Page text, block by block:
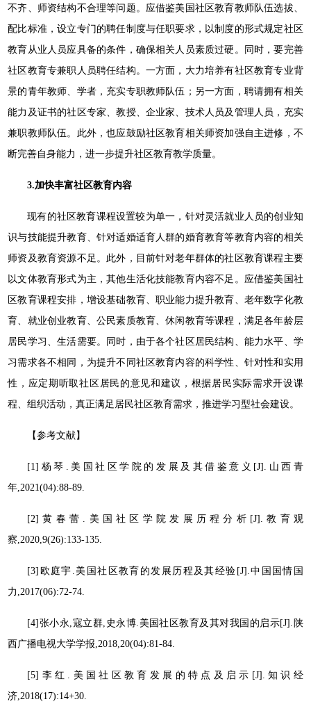
不齐、师资结构不合理等问题。应借鉴美国社区教育教师队伍选拔、
配比标准，设立专门的聘任制度与任职要求，以制度的形式规定社区
教育从业人员应具备的条件，确保相关人员素质过硬。同时，要完善
社区教育专兼职人员聘任结构。一方面，大力培养有社区教育专业背
景的青年教师、学者，充实专职教师队伍；另一方面，聘请拥有相关
能力及证书的社区专家、教授、企业家、技术人员及管理人员，充实
兼职教师队伍。此外，也应鼓励社区教育相关师资加强自主进修，不
断完善自身能力，进一步提升社区教育教学质量。
3.加快丰富社区教育内容
现有的社区教育课程设置较为单一，针对灵活就业人员的创业知
识与技能提升教育、针对适婚适育人群的婚育教育等教育内容的相关
师资及教育资源不足。此外，目前针对老年群体的社区教育课程主要
以文体教育形式为主，其他生活化技能教育内容不足。应借鉴美国社
区教育课程安排，增设基础教育、职业能力提升教育、老年数字化教
育、就业创业教育、公民素质教育、休闲教育等课程，满足各年龄层
居民学习、生活需要。同时，由于各个社区居民结构、能力水平、学
习需求各不相同，为提升不同社区教育内容的科学性、针对性和实用
性，应定期听取社区居民的意见和建议，根据居民实际需求开设课
程、组织活动，真正满足居民社区教育需求，推进学习型社会建设。
【参考文献】
[1]杨琴.美国社区学院的发展及其借鉴意义[J].山西青
年,2021(04):88-89.
[2]黄春蕾.美国社区学院发展历程分析[J].教育观
察,2020,9(26):133-135.
[3]欧庭宇.美国社区教育的发展历程及其经验[J].中国国情国
力,2017(06):72-74.
[4]张小永,寇立群,史永博.美国社区教育及其对我国的启示[J].陕
西广播电视大学学报,2018,20(04):81-84.
[5]李红.美国社区教育发展的特点及启示[J].知识经
济,2018(17):14+30.